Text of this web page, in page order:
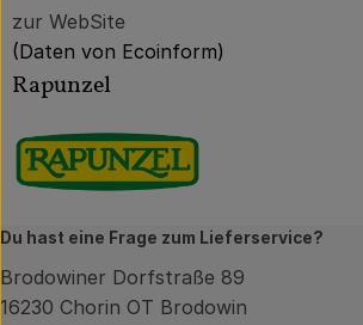
zur WebSite
(Daten von Ecoinform)
Rapunzel
Du hast eine Frage zum Lieferservice?
Brodowiner Dorfstraße 89
16230 Chorin OT Brodowin